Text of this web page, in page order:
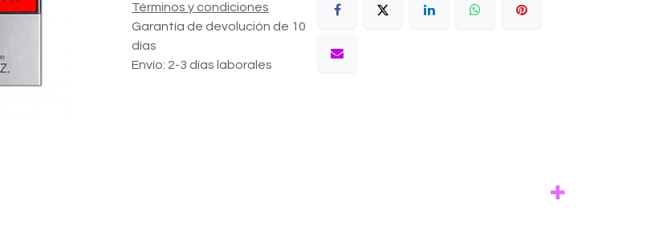
Términos y condiciones
Garantía de devolución de 10
días
Envío: 2-3 días laborales